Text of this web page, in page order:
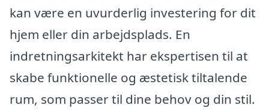
kan være en uvurderlig investering for dit
hjem eller din arbejdsplads. En
indretningsarkitekt har ekspertisen til at
skabe funktionelle og æstetisk tiltalende
rum, som passer til dine behov og din stil.